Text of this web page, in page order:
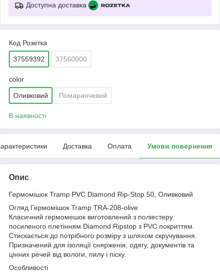
Доступна доставка
Код Розетка
37559392 37560000
color
Оливковий Помаранчевий
В наявності
Доставка Оплата Умови повернення
Опис
Гермомішок Tramp PVC Diamond Rip-Stop 50, Оливковий
Огляд Гермомішок Tramp TRA-208-olive
Класичний гермомешок виготовлений з поліестеру
посиленого плетінням Diamond Ripstop з PVC покриттям.
Стискається до потрібного розміру з шляхом скручування.
Призначений для ізоляції снярженія, одягу, документів та
цінних речей від вологи, пилу і піску.
Особливості